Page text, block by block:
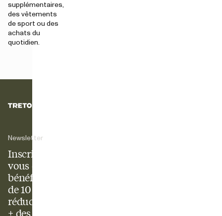
supplémentaires,
des vêtements
de sport ou des
achats du
quotidien.
Newsletter
Inscrivez-
vous et
bénéficiez
de 10 % de
réduction
+ des offres